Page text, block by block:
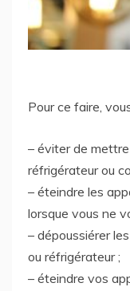
Pour ce faire,
– éviter de
réfrigérateur ou
– éteindre les
lorsque vous ne
– dépoussiérer
ou réfrigérateur ;
– éteindre vos